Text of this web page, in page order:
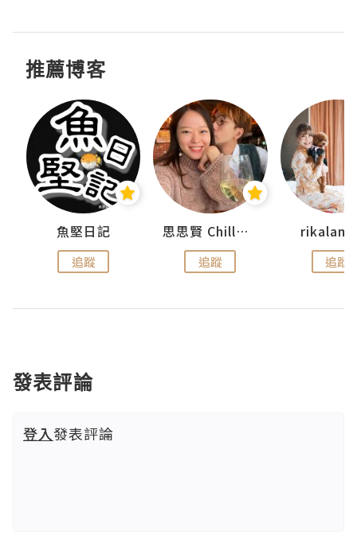
推薦博客
魚堅日記
追蹤
思思賢 ChillMyBabe
追蹤 追蹤
發表評論
登入發表評論